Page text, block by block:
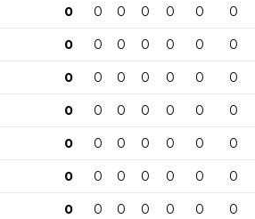
0 0 0 0 0 0 0
0 0 0 0 0 0 0
0 0 0 0 0 0 0
0 0 0 0 0 0 0
0 0 0 0 0 0 0
0 0 0 0 0 0 0
0 0 0 0 0 0 0